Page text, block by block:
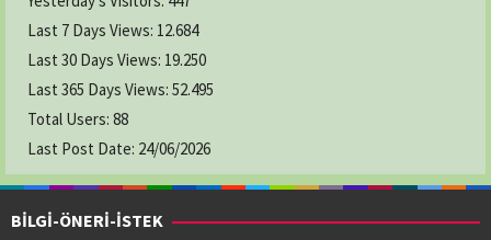
Last 7 Days Views: 12.684
Last 30 Days Views: 19.250
Last 365 Days Views: 52.495
Total Users: 88
Last Post Date: 24/06/2026
BİLGİ-ÖNERİ-İSTEK